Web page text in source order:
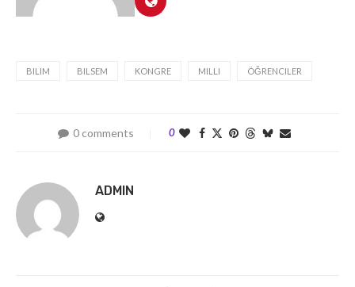
BILIM BILSEM KONGRE MILLI ÖĞRENCILER
0 comments 0
ADMIN